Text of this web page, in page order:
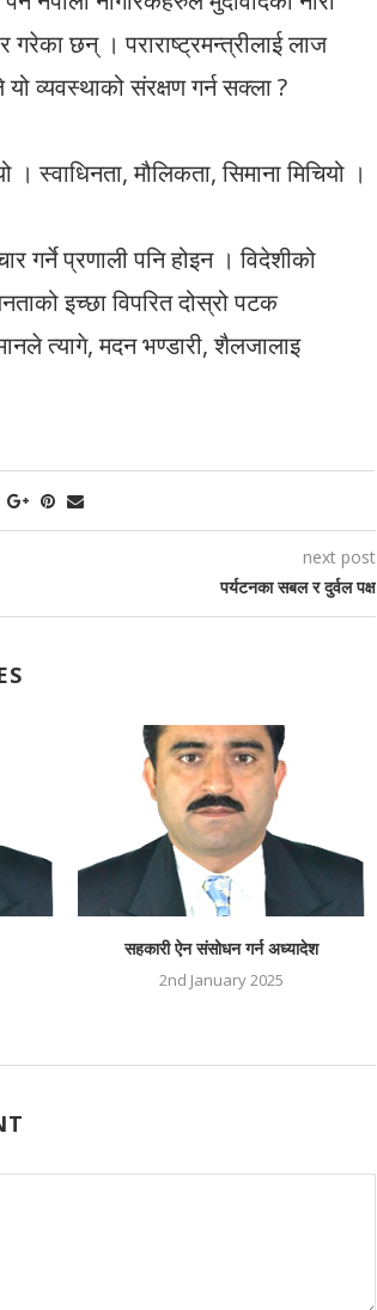
गरेका छन् । पराराष्ट्रमन्त्रीलाई लाज
व्यवस्थाको संरक्षण गर्न सक्ला ?
। स्वाधिनता, मौलिकता, सिमाना मिचियो ।
गर्ने प्रणाली पनि होइन । विदेशीको
इच्छा विपरित दोस्रो पटक
त्यागे, मदन भण्डारी, शैलजालाइ
next post
पर्यटनका सबल र दुर्वल पक्ष
सहकारी ऐन संसोधन गर्न अध्यादेश
2nd January 2025